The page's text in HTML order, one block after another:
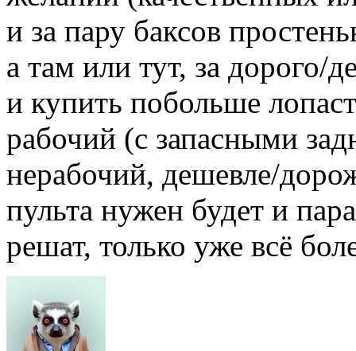
и за пару баксов
а там или тут, за дорого/
и купить побольше
рабочий (с запасными
нерабочий, дешевле/
пульта нужен будет и
решат, только уже всё